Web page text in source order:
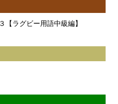
ラグビー用語中級編】